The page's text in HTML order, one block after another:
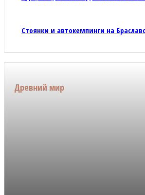
Стоянки и автокемпинги на
Древний мир